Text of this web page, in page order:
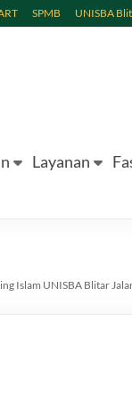
SPMB UNISBA
Layanan
Islam UNISBA Blitar